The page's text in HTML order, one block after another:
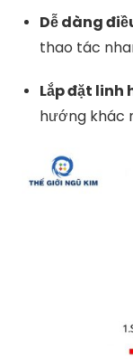
Dễ dàng
thao tác
Lắp đặt linh
hướng khác